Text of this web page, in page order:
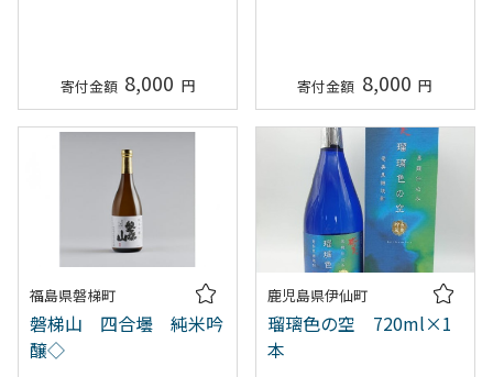
8,000 8,000
福島県磐梯町
磐梯山 四合壜 純米吟
醸◇
鹿児島県伊仙町
瑠璃色の空 720ml×1
本